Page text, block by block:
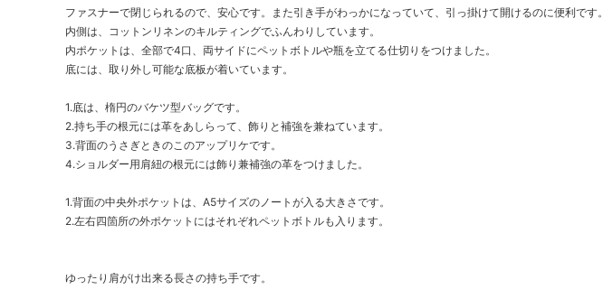
ファスナーで閉じられるので、安心です。また引き手がわっかになっていて、引っ掛けて開けるのに便利です。
内側は、コットンリネンのキルティングでふんわりしています。
内ポケットは、全部で4口、両サイドにペットボトルや瓶を立てる仕切りをつけました。
底には、取り外し可能な底板が着いています。
1.底は、楕円のバケツ型バッグです。
2.持ち手の根元には革をあしらって、飾りと補強を兼ねています。
3.背面のうさぎときのこのアップリケです。
4.ショルダー用肩紐の根元には飾り兼補強の革をつけました。
1.背面の中央外ポケットは、A5サイズのノートが入る大きさです。
2.左右四箇所の外ポケットにはそれぞれペットボトルも入ります。
ゆったり肩がけ出来る長さの持ち手です。